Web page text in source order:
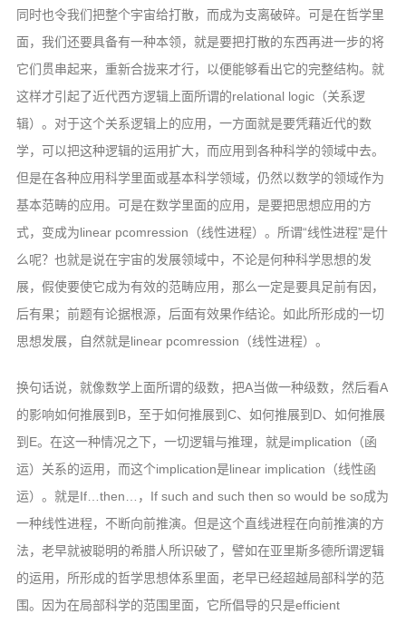
同时也令我们把整个宇宙给打散，而成为支离破碎。可是在哲学里
面，我们还要具备有一种本领，就是要把打散的东西再进一步的将
它们贯串起来，重新合拢来才行，以便能够看出它的完整结构。就
这样才引起了近代西方逻辑上面所谓的relational logic（关系逻
辑）。对于这个关系逻辑上的应用，一方面就是要凭藉近代的数
学，可以把这种逻辑的运用扩大，而应用到各种科学的领域中去。
但是在各种应用科学里面或基本科学领域，仍然以数学的领域作为
基本范畴的应用。可是在数学里面的应用，是要把思想应用的方
式，变成为linear pcomression（线性进程）。所谓“线性进程”是什
么呢？也就是说在宇宙的发展领域中，不论是何种科学思想的发
展，假使要使它成为有效的范畴应用，那么一定是要具足前有因，
后有果；前题有论据根源，后面有效果作结论。如此所形成的一切
思想发展，自然就是linear pcomression（线性进程）。
换句话说，就像数学上面所谓的级数，把A当做一种级数，然后看A
的影响如何推展到B，至于如何推展到C、如何推展到D、如何推展
到E。在这一种情况之下，一切逻辑与推理，就是implication（函
运）关系的运用，而这个implication是linear implication（线性函
运）。就是If…then…，If such and such then so would be so成为
一种线性进程，不断向前推演。但是这个直线进程在向前推演的方
法，老早就被聪明的希腊人所识破了，譬如在亚里斯多德所谓逻辑
的运用，所形成的哲学思想体系里面，老早已经超越局部科学的范
围。因为在局部科学的范围里面，它所倡导的只是efficient